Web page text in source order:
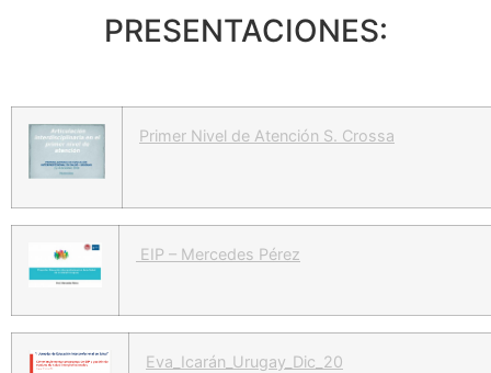
PRESENTACIONES:
Primer Nivel de Atención S. Crossa
EIP – Mercedes Pérez
Eva_Icarán_Urugay_Dic_20